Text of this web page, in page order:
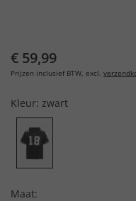
€ 59,99
Prijzen inclusief BTW, excl.
Kleur: zwart
Maat: